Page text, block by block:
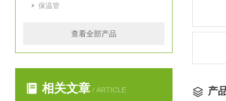
保温管
查看全部产品
相关文章 / ARTICLE 产